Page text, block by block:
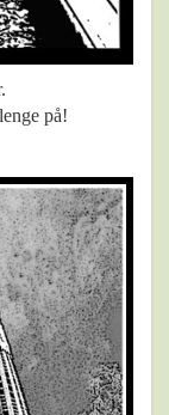
på!